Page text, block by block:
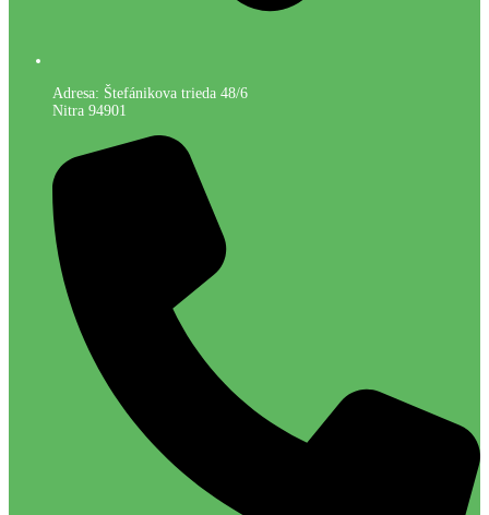
Adresa: Štefánikova trieda 48/6
Nitra 94901